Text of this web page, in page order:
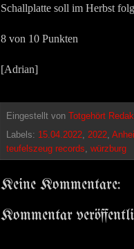
Schallplatte soll im Herbst
8 von 10 Punkten
[Adrian]
Eingestellt von Totgehört
Labels: 15.04.2022, 2022,
teufelszeug records, würzburg
Keine Kommentare:
Kommentar